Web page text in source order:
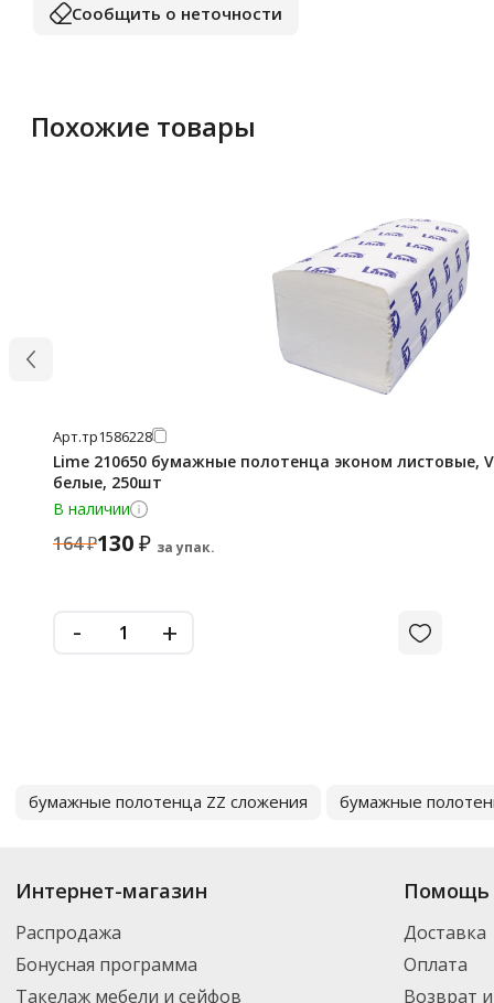
Сообщить о неточности
Похожие товары
Арт.тр1586228
Lime 210650 бумажные полотенца эконом листовые,
белые, 250шт
В наличии
164₽130₽ за упак.
- +
бумажные полотенца ZZ сложения бумажные
Интернет-магазин
Распродажа
Бонусная программа
Такелаж мебели и сейфов
Помощь
Доставка
Оплата
Возврат